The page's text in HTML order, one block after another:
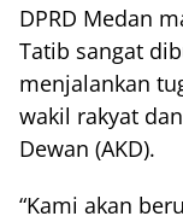
DPRD Medan
Tatib sangat
menjalankan
wakil rakyat
Dewan (AKD).
“Kami akan